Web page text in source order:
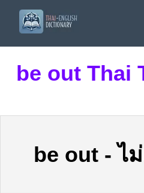
be out Thai
be out -ไ